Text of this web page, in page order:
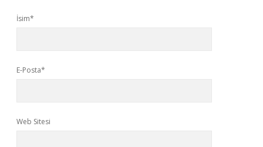
İsim*
E-Posta*
Web Sitesi